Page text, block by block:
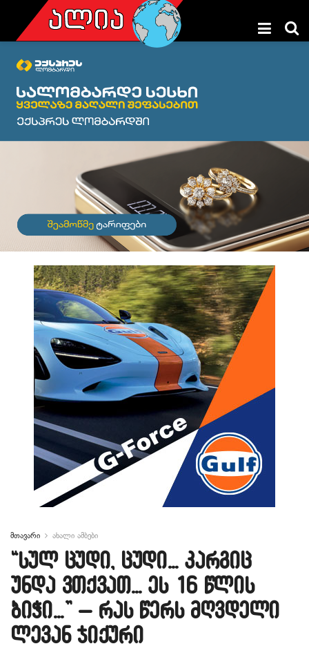
მთავარი ახალი ამბები
“სულ ცუდი, ცუდი… კარგიც
უნდა ვთქვათ… ეს 16 წლის
ბიჭი…” – რას წერს მღვდელი
ლევან ჯიქური